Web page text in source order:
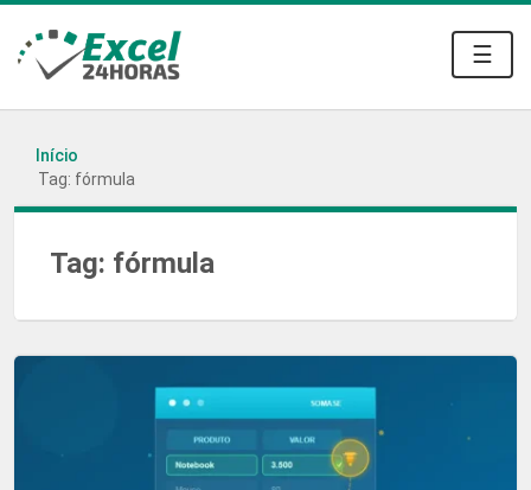
☰
Início
Tag: fórmula
Tag: fórmula